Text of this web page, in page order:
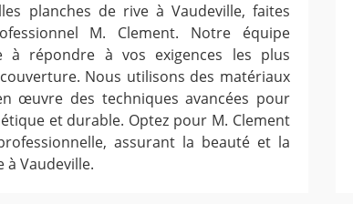
planches de rive à Vaudeville, faites
M. Clement. Notre équipe
à répondre à vos exigences les plus
Nous utilisons des matériaux
œuvre des techniques avancées pour
et durable. Optez pour M. Clement
assurant la beauté et la
Vaudeville.